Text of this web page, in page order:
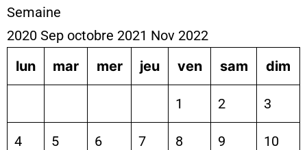
Semaine
2020 Sep octobre 2021 Nov 2022
lun
mar mer jeu ven sam dim
1 2 3
4 5 6 7 8 9 10